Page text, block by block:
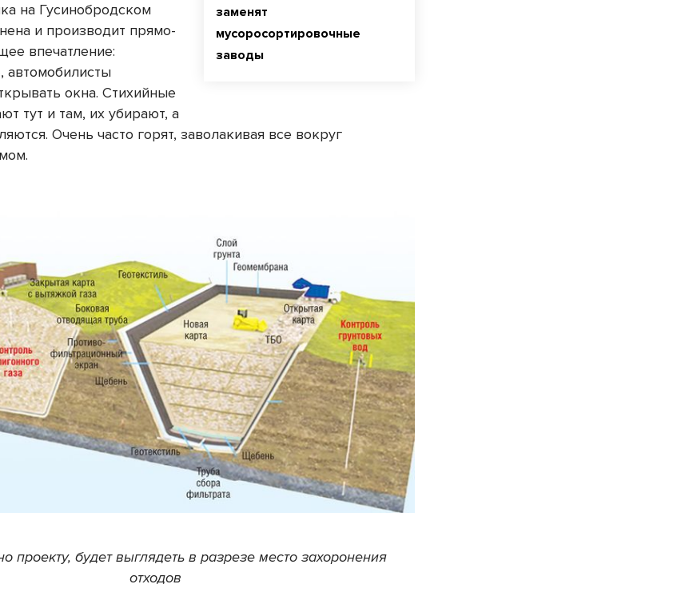
заменят
мусоросортировочные
заводы
на Гусинобродском
и производит прямо-
впечатление:
автомобилисты
окна. Стихийные
тут и там, их убирают, а
Очень часто горят, заволакивая все вокруг
проекту, будет выглядеть в разрезе место захоронения
отходов